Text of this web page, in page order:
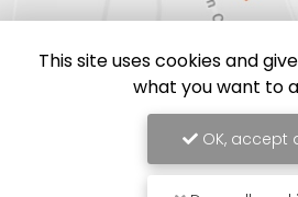
This site uses cookies and
what you want to
OK, accept